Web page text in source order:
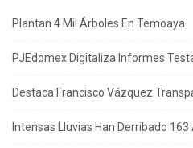
Plantan 4 Mil Árboles En Temoaya
PJEdomex Digitaliza Informes
Destaca Francisco Vázquez
Intensas Lluvias Han Derribado 163